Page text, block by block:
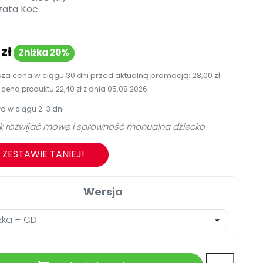
Pomoc
Polecamy
Promocje
Online.
Zobacz nas na TikToku
YouTube
Filmy edukacyjne
Koc
Zniżka 20%
cena w ciągu 30 dni przed aktualną promocją: 28,00 zł
cena produktu 22,40 zł z dnia 05.08.2026
w ciągu 2-3 dni.
rozwijać mowę i sprawność manualną dziecka
TANIEJ!
Wersja